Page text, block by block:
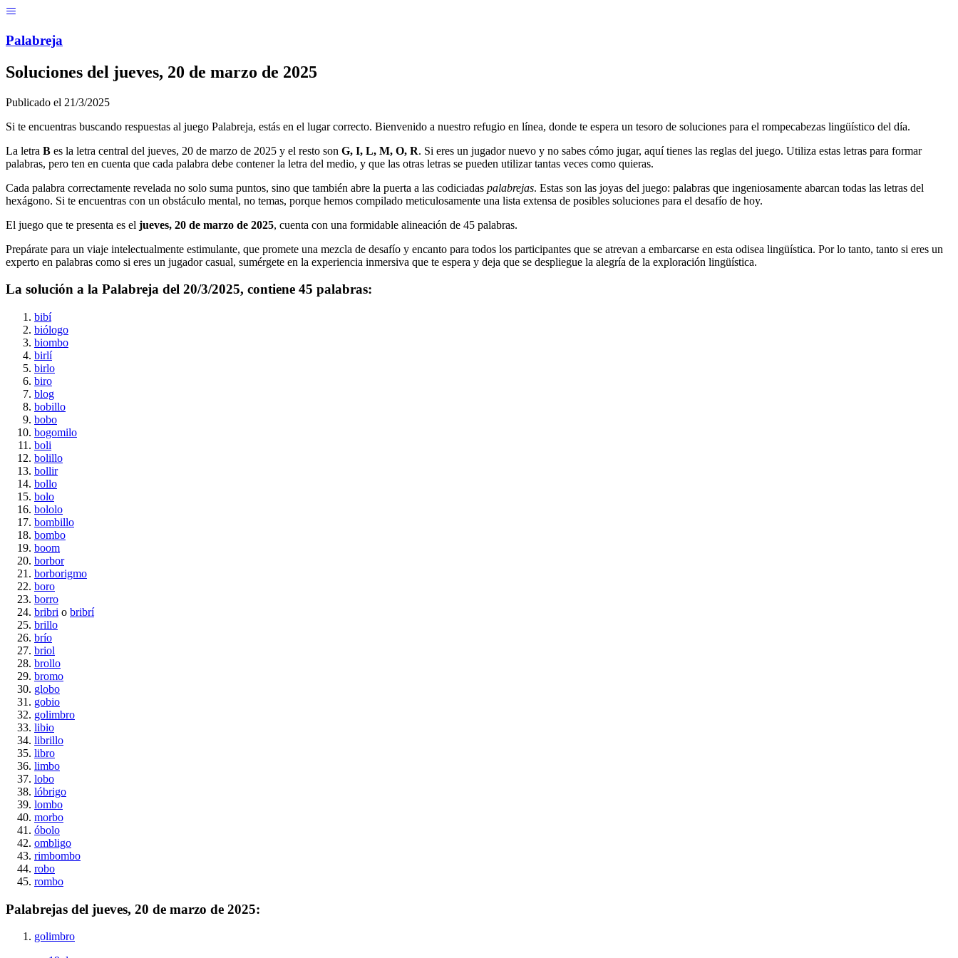
Palabreja
Soluciones del jueves, 20 de marzo de 2025
Publicado el 21/3/2025
Si te encuentras buscando respuestas al juego Palabreja, estás en el lugar correcto. Bienvenido a nuestro refugio en línea, donde te espera un tesoro de soluciones para el rompecabezas lingüístico del día.
La letra B es la letra central del jueves, 20 de marzo de 2025 y el resto son G, I, L, M, O, R. Si eres un jugador nuevo y no sabes cómo jugar, aquí tienes las reglas del juego. Utiliza estas letras para formar
palabras, pero ten en cuenta que cada palabra debe contener la letra del medio, y que las otras letras se pueden utilizar tantas veces como quieras.
Cada palabra correctamente revelada no solo suma puntos, sino que también abre la puerta a las codiciadas palabrejas. Estas son las joyas del juego: palabras que ingeniosamente abarcan todas las letras del
hexágono. Si te encuentras con un obstáculo mental, no temas, porque hemos compilado meticulosamente una lista extensa de posibles soluciones para el desafío de hoy.
El juego que te presenta es el jueves, 20 de marzo de 2025, cuenta con una formidable alineación de 45 palabras.
Prepárate para un viaje intelectualmente estimulante, que promete una mezcla de desafío y encanto para todos los participantes que se atrevan a embarcarse en esta odisea lingüística. Por lo tanto, tanto si eres un
experto en palabras como si eres un jugador casual, sumérgete en la experiencia inmersiva que te espera y deja que se despliegue la alegría de la exploración lingüística.
La solución a la Palabreja del 20/3/2025, contiene 45 palabras:
bibí
biólogo
biombo
birlí
birlo
biro
blog
bobillo
bobo
bogomilo
boli
bolillo
bollir
bollo
bolo
bololo
bombillo
bombo
boom
borbor
borborigmo
boro
borro
bribri o bribrí
brillo
brío
briol
brollo
bromo
globo
gobio
golimbro
libio
librillo
libro
limbo
lobo
lóbrigo
lombo
morbo
óbolo
ombligo
rimbombo
robo
rombo
Palabrejas del jueves, 20 de marzo de 2025:
golimbro